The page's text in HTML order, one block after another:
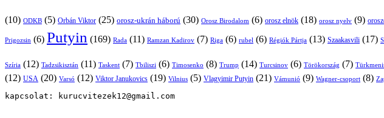
(10) ODKB (5) Orbán Viktor (25) orosz-ukrán háború (30) Orosz Birodalom (6) orosz elnök (18) orosz nyelv (9)
Prigozsin (6) Putyin (169) Rada (11) Ramzan Kadirov (7) Riga (6) rubel (6) Régiók Pártja (13) Szaakasvili (17)
Szíria (12) Tadzsikisztán (11) Taskent (7) Tbiliszi (6) Timosenko (8) Trump (14) Turcsinov (6) Törökország (7)
(12) USA (20) Varsó (12) Viktor Janukovics (19) Vilnius (5) Vlagyimir Putyin (21) Vámunió (9) Wagner-csoport (8)
kapcsolat: kurucvitezek12@gmail.com